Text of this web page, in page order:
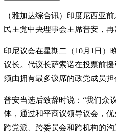
（雅加达综合讯）印度尼西亚
民主党中央理事会主席普安，再
印尼议会在星期二（10月1日）
议长。代议长萨索诺在投票前
须由拥有最多议席的政党成员担
普安当选后致辞时说：“我们众
体，通过和平商议领导议会，
跨党派、跨委员会和跨机构的